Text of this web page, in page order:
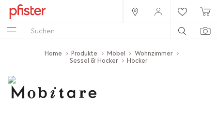
Home Produkte Möbel
Wohnzimmer
Sessel & Hocker
Hocker